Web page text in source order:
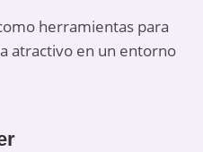
herramientas para
atractivo en un entorno